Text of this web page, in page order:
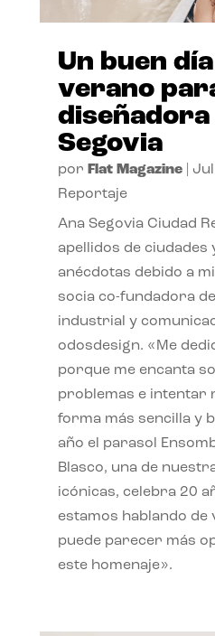
Un buen
verano
diseñadora
Segovia
por Flat Magazine|
Reportaje
Ana Segovia Ciudad
apellidos de ciudades
anécdotas debido a
socia co-fundadora
industrial y
odosdesign. «Me
porque me encanta
problemas e intentar
forma más sencilla y
año el parasol
Blasco, una de
icónicas, celebra 20
estamos hablando de
puede parecer más
este homenaje».